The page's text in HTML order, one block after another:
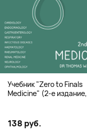
Учебник "Zero to Finals
Medicine" (2-е издание,
138 руб.